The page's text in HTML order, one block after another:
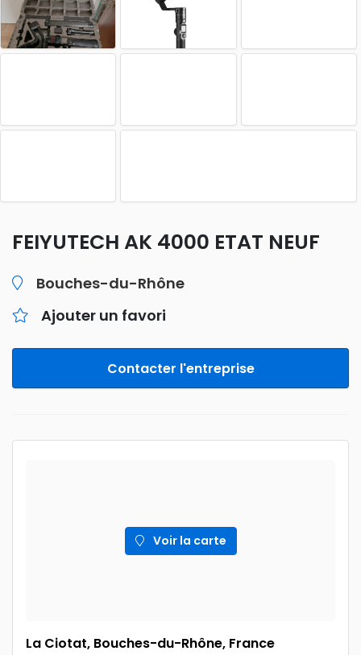
FEIYUTECH AK 4000 ETAT NEUF
Bouches-du-Rhône
Ajouter un favori
Contacter l'entreprise
Voir la carte
La Ciotat, Bouches-du-Rhône, France